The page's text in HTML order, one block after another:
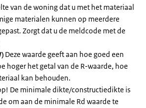
van de woning dat u met het materiaal
materialen kunnen op meerdere
Zorgt dat u de meldcode met de
Deze waarde geeft aan hoe goed een
hoger het getal van de R-waarde, hoe
kan behouden.
De minimale dikte/constructiedikte is
om aan de minimale Rd waarde te